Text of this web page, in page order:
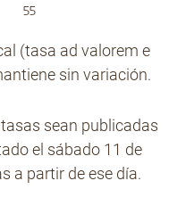
55
(tasa ad valorem e
sin variación.
sean publicadas
el sábado 11 de
a partir de ese día.